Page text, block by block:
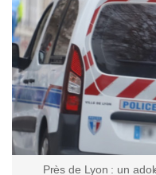
Près de Lyon : un